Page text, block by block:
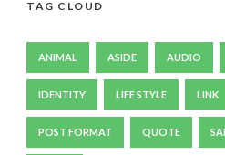
TAG CLOUD
ANIMAL ASIDE AUDIO
IDENTITY LIFE STYLE LINK
POST FORMAT QUOTE